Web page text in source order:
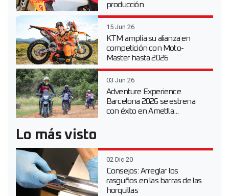
producción
15 Jun 26
KTM amplía su alianza en
competición con Moto-
Master hasta 2026
03 Jun 26
Adventure Experience
Barcelona 2026 se estrena
con éxito en Ametlla...
Lo más visto
02 Dic 20
Consejos: Arreglar los
rasguños en las barras de las
horquillas